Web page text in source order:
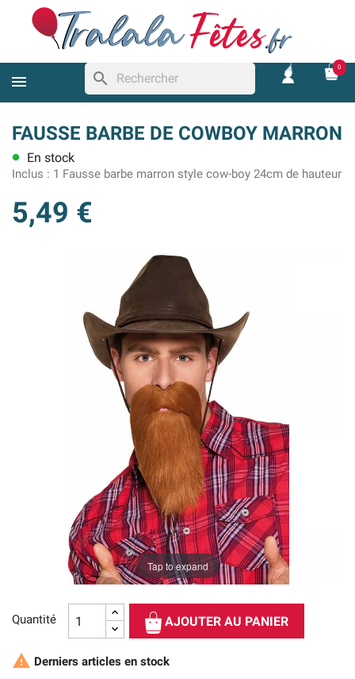
search
0
FAUSSE BARBE DE COWBOY MARRON
lens En stock
Inclus : 1 Fausse barbe marron style cow-boy 24cm de hauteur
5,49 €
Tap to expand
Quantité AJOUTER AU PANIER
 Derniers articles en stock